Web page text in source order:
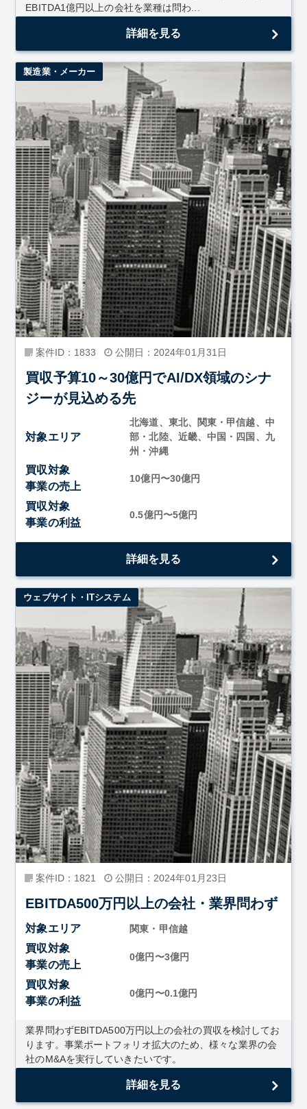
EBITDA1億円以上の会社を業種は問わ...
詳細を見る
製造業・メーカー
案件ID：1833 公開日：2024年01月31日
買収予算10～30億円でAI/DX領域のシナ
ジーが見込める先
対象エリア
北海道、東北、関東・甲信越、中
部・北陸、近畿、中国・四国、九
州・沖縄
買収対象
事業の売上
10億円〜30億円
買収対象
事業の利益
0.5億円〜5億円
AI/DX領域でシナジーが見込める先を幅広く探しておりま
詳細を見る
ウェブサイト・ITシステム
案件ID：1821 公開日：2024年01月23日
EBITDA500万円以上の会社・業界問わず
対象エリア 関東・甲信越
買収対象
事業の売上
0億円〜3億円
買収対象
事業の利益
0億円〜0.1億円
業界問わずEBITDA500万円以上の会社の買収を検討してお
ります。事業ポートフォリオ拡大のため、様々な業界の会
社のM&Aを実行していきたいです。
詳細を見る